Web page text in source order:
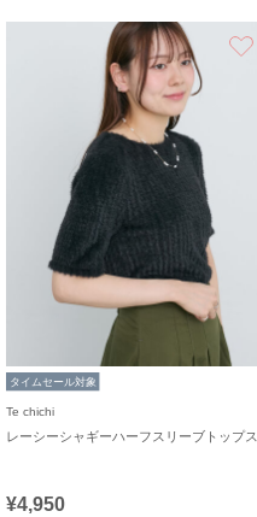
タイムセール対象
Te chichi
レーシーシャギーハーフスリーブトップス
¥4,950